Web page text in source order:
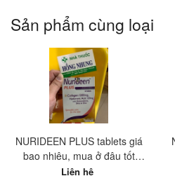
Sản phẩm cùng loại
NURIDEEN PLUS tablets giá
bao nhiêu, mua ở đâu tốt
nhất?
Liên hệ